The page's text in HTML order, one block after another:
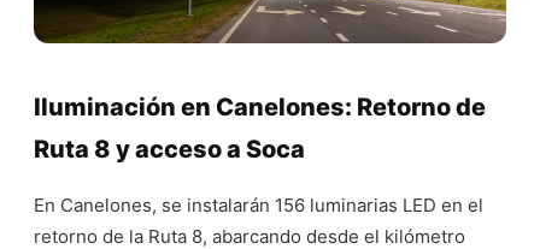
Iluminación en Canelones: Retorno de
Ruta 8 y acceso a Soca
En Canelones, se instalarán 156 luminarias LED en el
retorno de la Ruta 8, abarcando desde el kilómetro